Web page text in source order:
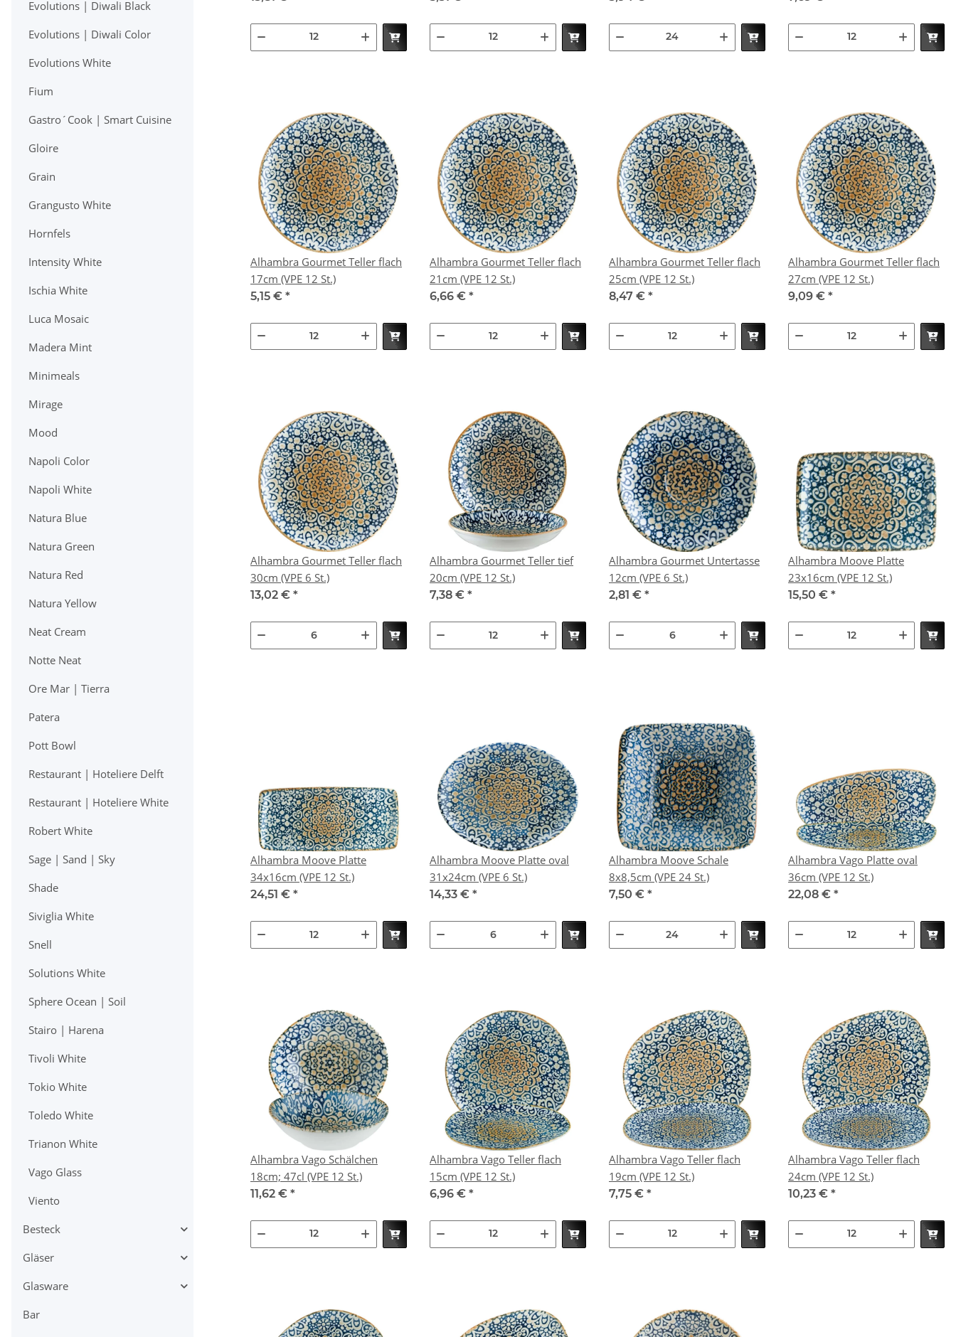
Alhambra Gourmet Teller flach
17cm (VPE 12 St.)
5,15 € *
Alhambra Gourmet Teller flach
21cm (VPE 12 St.)
6,66 € *
Alhambra Gourmet Teller flach
25cm (VPE 12 St.)
8,47 € *
Alhambra Gourmet Teller flach
27cm (VPE 12 St.)
9,09 € *
Alhambra Gourmet Teller flach
30cm (VPE 6 St.)
13,02 € *
Alhambra Gourmet Teller tief
20cm (VPE 12 St.)
7,38 € *
Alhambra Gourmet Untertasse
12cm (VPE 6 St.)
2,81 € *
Alhambra Moove Platte
23x16cm (VPE 12 St.)
15,50 € *
Alhambra Moove Platte
34x16cm (VPE 12 St.)
24,51 € *
Alhambra Moove Platte oval
31x24cm (VPE 6 St.)
14,33 € *
Alhambra Moove Schale
8x8,5cm (VPE 24 St.)
7,50 € *
Alhambra Vago Platte oval
36cm (VPE 12 St.)
22,08 € *
Alhambra Vago Schälchen
18cm; 47cl (VPE 12 St.)
11,62 € *
Alhambra Vago Teller flach
15cm (VPE 12 St.)
6,96 € *
Alhambra Vago Teller flach
19cm (VPE 12 St.)
7,75 € *
Alhambra Vago Teller flach
24cm (VPE 12 St.)
10,23 € *
Evolutions | Diwali Black
Evolutions | Diwali Color
Evolutions White
Fium
Gastro´Cook | Smart Cuisine
Gloire
Grain
Grangusto White
Hornfels
Intensity White
Ischia White
Luca Mosaic
Madera Mint
Minimeals
Mirage
Mood
Napoli Color
Napoli White
Natura Blue
Natura Green
Natura Red
Natura Yellow
Neat Cream
Notte Neat
Ore Mar | Tierra
Patera
Pott Bowl
Restaurant | Hoteliere Delft
Restaurant | Hoteliere White
Robert White
Sage | Sand | Sky
Shade
Siviglia White
Snell
Solutions White
Sphere Ocean | Soil
Stairo | Harena
Tivoli White
Tokio White
Toledo White
Trianon White
Vago Glass
Viento
Besteck
Gläser
Glasware
Bar